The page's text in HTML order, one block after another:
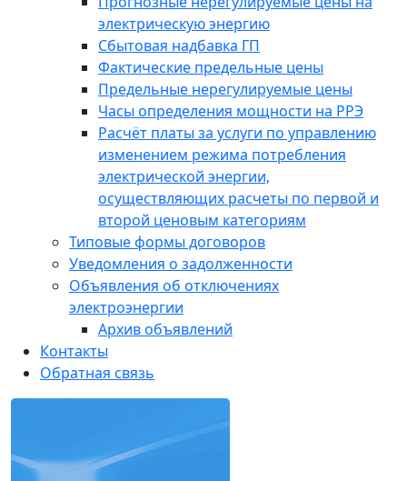
электрическую энергию
Сбытовая надбавка ГП
Фактические предельные цены
Предельные нерегулируемые цены
Часы определения мощности на РРЭ
Расчёт платы за услуги по управлению
изменением режима потребления
электрической энергии,
осуществляющих расчеты по первой и
второй ценовым категориям
Типовые формы договоров
Уведомления о задолженности
Объявления об отключениях
электроэнергии
Архив объявлений
Контакты
Обратная связь